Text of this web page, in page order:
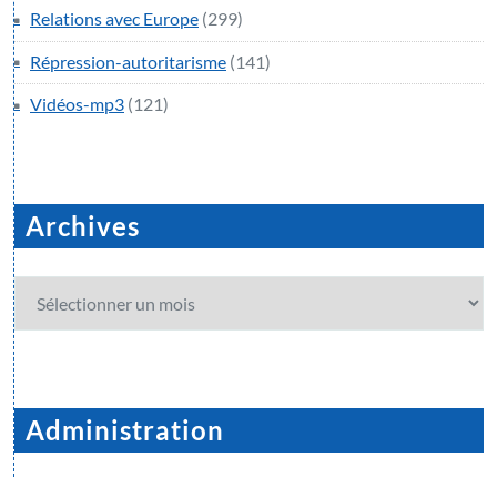
Relations avec Europe (299)
Répression-autoritarisme (141)
Vidéos-mp3 (121)
Archives
Archives
Administration